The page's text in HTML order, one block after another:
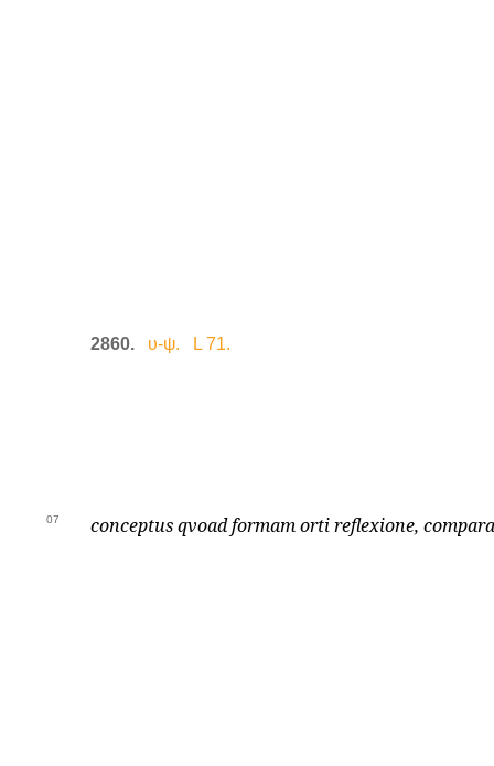
2860. υ-ψ. L 71.
07 conceptus qvoad formam orti reflexione,